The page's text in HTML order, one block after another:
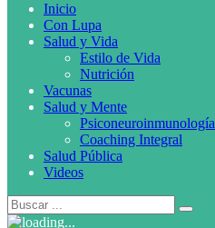
Inicio
Con Lupa
Salud y Vida
Estilo de Vida
Nutrición
Vacunas
Salud y Mente
Psiconeuroinmunología
Coaching Integral
Salud Pública
Videos